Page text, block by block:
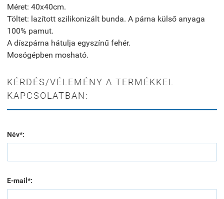
Méret: 40x40cm.
Töltet: lazított szilikonizált bunda. A párna külső anyaga
100% pamut.
A díszpárna hátulja egyszínű fehér.
Mosógépben mosható.
KÉRDÉS/VÉLEMÉNY A TERMÉKKEL
KAPCSOLATBAN:
Név*:
E-mail*: